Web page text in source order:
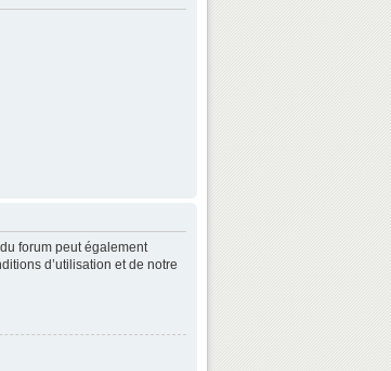
forum peut également
d’utilisation et de notre